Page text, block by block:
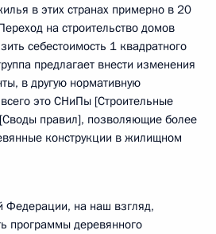
в этих странах примерно в 20
на строительство домов
себестоимость 1 квадратного
предлагает внести изменения
в другую нормативную
это СНиПы [Строительные
правил], позволяющие более
конструкции в жилищном
Федерации, на наш взгляд,
программы деревянного